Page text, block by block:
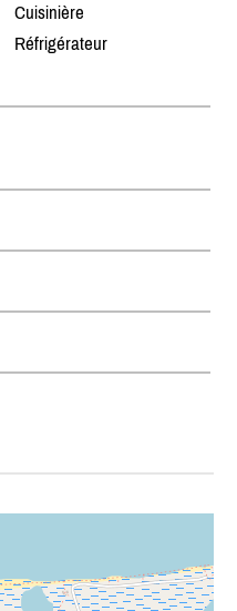
Cuisinière
Réfrigérateur